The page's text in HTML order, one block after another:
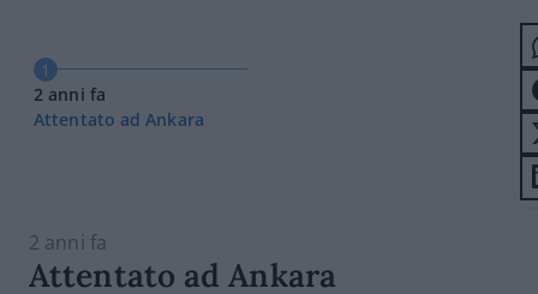
1
2 anni fa
Attentato ad Ankara
2 anni fa
Attentato ad Ankara